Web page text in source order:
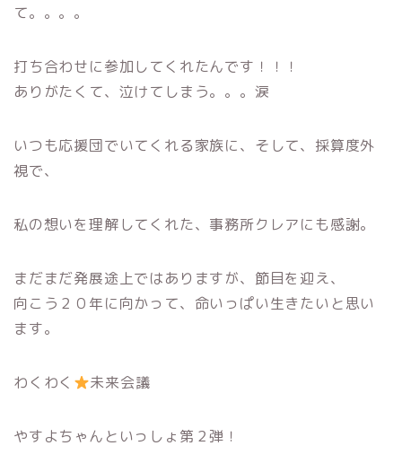
て。。。。
打ち合わせに参加してくれたんです！！！
ありがたくて、泣けてしまう。。。涙
いつも応援団でいてくれる家族に、そして、採算度外
視で、
私の想いを理解してくれた、事務所クレアにも感謝。
まだまだ発展途上ではありますが、節目を迎え、
向こう２０年に向かって、命いっぱい生きたいと思い
ます。
わくわく 未来会議
やすよちゃんといっしょ第２弾！